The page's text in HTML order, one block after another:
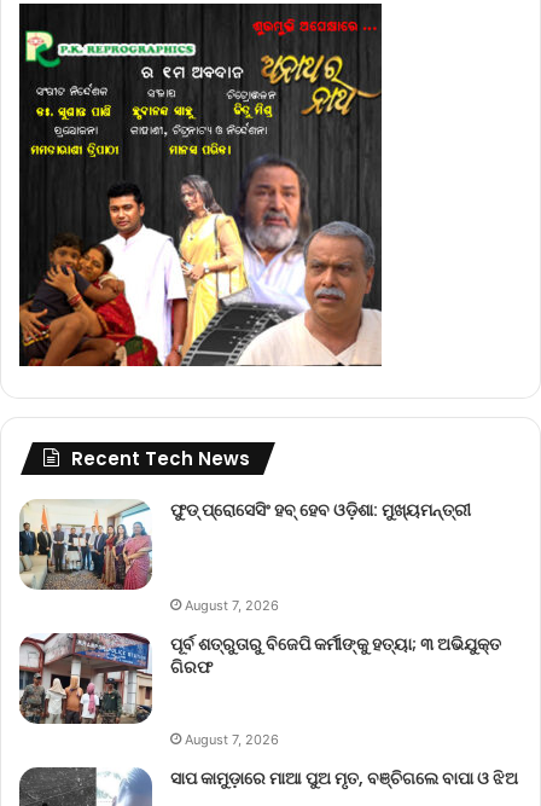
Recent Tech News
ଫୁଡ୍ ପ୍ରୋସେସିଂ ହବ୍ ହେବ ଓଡ଼ିଶା: ମୁଖ୍ୟମନ୍ତ୍ରୀ
August 7, 2026
ପୂର୍ବ ଶତ୍ରୁତାରୁ ବିଜେପି କର୍ମୀଙ୍କୁ ହତ୍ୟା; ୩ ଅଭିଯୁକ୍ତ
ଗିରଫ
August 7, 2026
ସାପ କାମୁଡ଼ାରେ ମାଆ ପୁଅ ମୃତ, ବଞ୍ଚିଗଲେ ବାପା ଓ ଝିଅ